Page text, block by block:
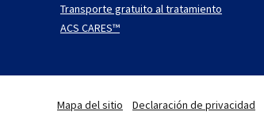
Transporte gratuito al tratamiento
ACS CARES™
Mapa del sitio Declaración de privacidad